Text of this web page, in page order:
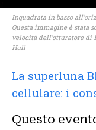
Inquadrata in basso
Questa immagine è stata
velocità dell’otturatore di
Hull
La superluna
cellulare: i
Questo